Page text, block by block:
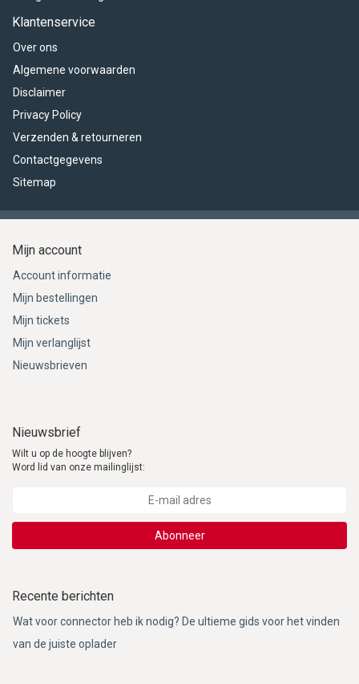
Klantenservice
Over ons
Algemene voorwaarden
Disclaimer
Privacy Policy
Verzenden & retourneren
Contactgegevens
Sitemap
Mijn account
Account informatie
Mijn bestellingen
Mijn tickets
Mijn verlanglijst
Nieuwsbrieven
Nieuwsbrief
Wilt u op de hoogte blijven?
Word lid van onze mailinglijst:
Abonneer
Recente berichten
Wat voor connector heb ik nodig? De ultieme gids voor het vinden
van de juiste oplader